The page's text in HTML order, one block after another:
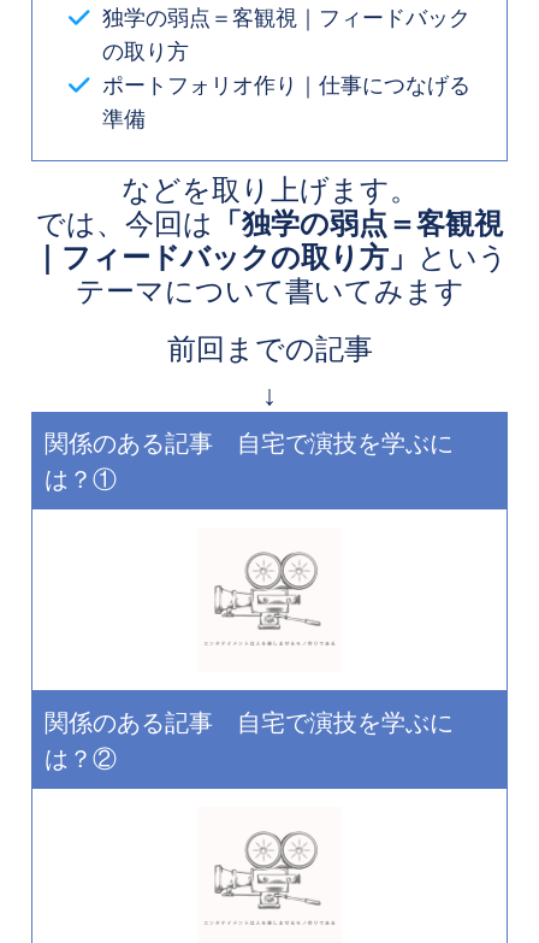
独学の弱点＝客観視｜フィードバック
の取り方
ポートフォリオ作り｜仕事につなげる
準備
などを取り上げます。
では、今回は 「独学の弱点＝客観視
｜フィードバックの取り方」 という
テーマについて書いてみます
前回までの記事
↓
関係のある記事 自宅で演技を学ぶに
は？①
関係のある記事 自宅で演技を学ぶに
は？②